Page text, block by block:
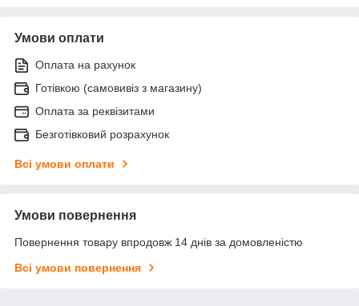
Умови оплати
Оплата на рахунок
Готівкою (самовивіз з магазину)
Оплата за реквізитами
Безготівковий розрахунок
Всі умови оплати
Умови повернення
Повернення товару впродовж 14 днів за домовленістю
Всі умови повернення